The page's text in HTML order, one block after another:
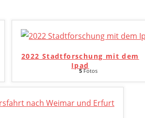
2022 Stadtforschung mit dem
Ipad
5Fotos